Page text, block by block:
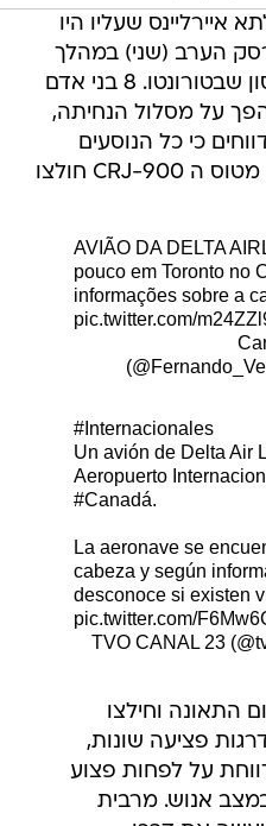
שעליו היו
הערב (שני) במהלך
נחיתה בנמל התעופה פירסון שבטורונטו. 8 בני אדם
על מסלול הנחיתה,
כי כל הנוסעים
ואנשי הצוות שהיו על סיפון מטוס ה CRJ-900 חולצו
AVIÃO DA DELTA
pouco em Toronto no
informações sobre a
pic.twitter.com/
—
#Internacionales
Un avión de Delta Air
Aeropuerto
#Canadá.
La aeronave se
cabeza y según
desconoce si existen
pic.twitter.com/
התאונה וחילצו
פציעה שונות,
על לפחות פצוע
אנוש. מרבית